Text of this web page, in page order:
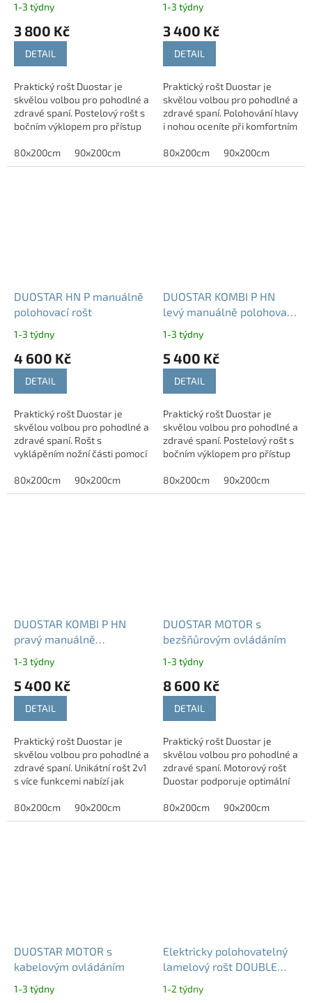
1-3 týdny
3 800 Kč
DETAIL
Praktický rošt Duostar je
skvělou volbou pro pohodlné a
zdravé spaní. Postelový rošt s
bočním výklopem pro přístup
nedostatek místa v ložnici.
Zdvih...
80x200cm 90x200cm
1-3 týdny
3 400 Kč
DETAIL
Praktický rošt Duostar je
skvělou volbou pro pohodlné a
zdravé spaní. Polohování hlavy
i nohou oceníte při komfortním
středová část se postará o
lepší...
80x200cm 90x200cm
DUOSTAR HN P manuálně
polohovací rošt
1-3 týdny
4 600 Kč
DETAIL
Praktický rošt Duostar je
skvělou volbou pro pohodlné a
zdravé spaní. Rošt s
vyklápěním nožní části pomocí
přístup do celého úložného
prostoru pod...
80x200cm 90x200cm
DUOSTAR KOMBI P HN
levý manuálně polohovací
1-3 týdny
5 400 Kč
DETAIL
Praktický rošt Duostar je
skvělou volbou pro pohodlné a
zdravé spaní. Postelový rošt s
bočním výklopem pro přístup
nedostatek místa v ložnici.
Zdvih...
80x200cm 90x200cm
DUOSTAR KOMBI P HN
pravý manuálně
1-3 týdny
5 400 Kč
DETAIL
Praktický rošt Duostar je
skvělou volbou pro pohodlné a
zdravé spaní. Unikátní rošt 2v1
s více funkcemi nabízí jak
boční odklápění pomocí pístu.
Zdvih...
80x200cm 90x200cm
DUOSTAR MOTOR s
bezšňůrovým ovládáním
1-3 týdny
8 600 Kč
DETAIL
Praktický rošt Duostar je
skvělou volbou pro pohodlné a
zdravé spaní. Motorový rošt
Duostar podporuje optimální
Polohování roštu pomocí...
80x200cm 90x200cm
DUOSTAR MOTOR s
kabelovým ovládáním
1-3 týdny
Elektricky polohovatelný
lamelový rošt DOUBLE
1-2 týdny